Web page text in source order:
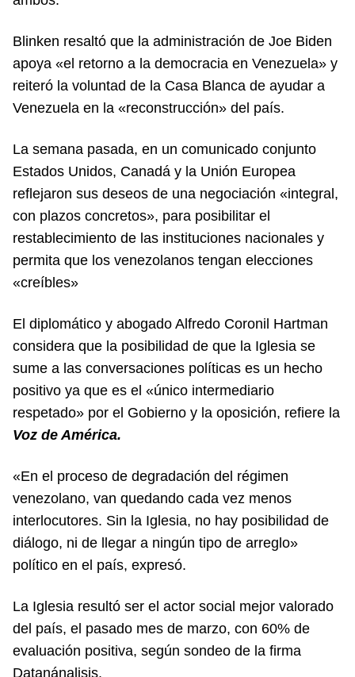
Blinken resaltó que la administración de Joe Biden
apoya «el retorno a la democracia en Venezuela» y
reiteró la voluntad de la Casa Blanca de ayudar a
Venezuela en la «reconstrucción» del país.
La semana pasada, en un comunicado conjunto
Estados Unidos, Canadá y la Unión Europea
reflejaron sus deseos de una negociación «integral,
con plazos concretos», para posibilitar el
restablecimiento de las instituciones nacionales y
permita que los venezolanos tengan elecciones
«creíbles»
El diplomático y abogado Alfredo Coronil Hartman
considera que la posibilidad de que la Iglesia se
sume a las conversaciones políticas es un hecho
positivo ya que es el «único intermediario
respetado» por el Gobierno y la oposición, refiere la
Voz de América.
«En el proceso de degradación del régimen
venezolano, van quedando cada vez menos
interlocutores. Sin la Iglesia, no hay posibilidad de
diálogo, ni de llegar a ningún tipo de arreglo»
político en el país, expresó.
La Iglesia resultó ser el actor social mejor valorado
del país, el pasado mes de marzo, con 60% de
evaluación positiva, según sondeo de la firma
Datanánalisis.